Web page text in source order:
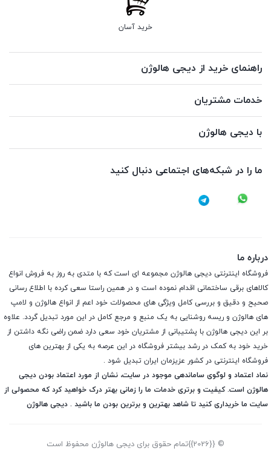
خرید آسان
راهنمای خرید از دیجی هالوژن
خدمات مشتریان
با دیجی هالوژن
ما را در شبکه‌های اجتماعی دنبال کنید
درباره ما
فروشگاه اینترنتی دیجی هالوژن مجموعه ای است که با متدی به روز به فروش انواع
کالاهای برقی ساختمانی اقدام نموده است و در همین راستا سعی کرده با اطلاع رسانی
صحیح و دقیق و بررسی کامل ویژگی های محصولات خود اعم از انواع هالوژن و لامپ
های هالوژن و ریسه روشنایی به یک منبع و مرجع کامل در این مورد تبدیل گردد. علاوه
بر این دیجی هالوژن با پشتیبانی از مشتریان خود سعی دارد ضمن راضی نگه داشتن از
خرید خود به کمک در رشد بیشتر فروشگاه در این عرصه به یکی از بهترین های
فروشگاه اینترنتی در کشور عزیزمان ایران تبدیل شود .
نماد اعتماد و لوگوی ساماندهی موجود در سایت، نشان از مورد اعتماد بودن دیجی
هالوژن است. کیفیت و برتری خدمات ما را زمانی بهتر درک خواهید کرد که محصولی از
سایت ما خریداری کنید تا شاهد بهترین و برترین بودن ما باشید . دیجی هالوژن
© {{2026}}تمام حقوق برای دیجی هالوژن محفوظ است